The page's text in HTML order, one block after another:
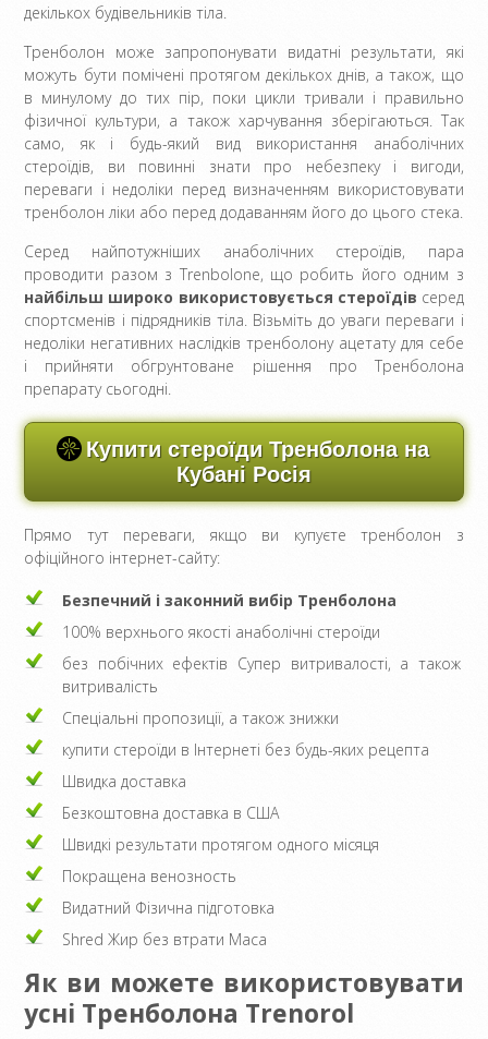
декількох будівельників тіла.
Тренболон може запропонувати видатні результати, які
можуть бути помічені протягом декількох днів, а також, що
в минулому до тих пір, поки цикли тривали і правильно
фізичної культури, а також харчування зберігаються. Так
само, як і будь-який вид використання анаболічних
стероїдів, ви повинні знати про небезпеку і вигоди,
переваги і недоліки перед визначенням використовувати
тренболон ліки або перед додаванням його до цього стека.
Серед найпотужніших анаболічних стероїдів, пара
проводити разом з Trenbolone, що робить його одним з
найбільш широко використовується стероїдів серед
спортсменів і підрядників тіла. Візьміть до уваги переваги і
недоліки негативних наслідків тренболону ацетату для себе
і прийняти обгрунтоване рішення про Тренболона
препарату сьогодні.
Купити стероїди Тренболона на
Кубані Росія
Прямо тут переваги, якщо ви купуєте тренболон з
офіційного інтернет-сайту:
Безпечний і законний вибір Тренболона
100% верхнього якості анаболічні стероїди
без побічних ефектів Супер витривалості, а також
витривалість
Спеціальні пропозиції, а також знижки
купити стероїди в Інтернеті без будь-яких рецепта
Швидка доставка
Безкоштовна доставка в США
Швидкі результати протягом одного місяця
Покращена венозность
Видатний Фізична підготовка
Shred Жир без втрати Маса
Як ви можете використовувати
усні Тренболона Trenorol